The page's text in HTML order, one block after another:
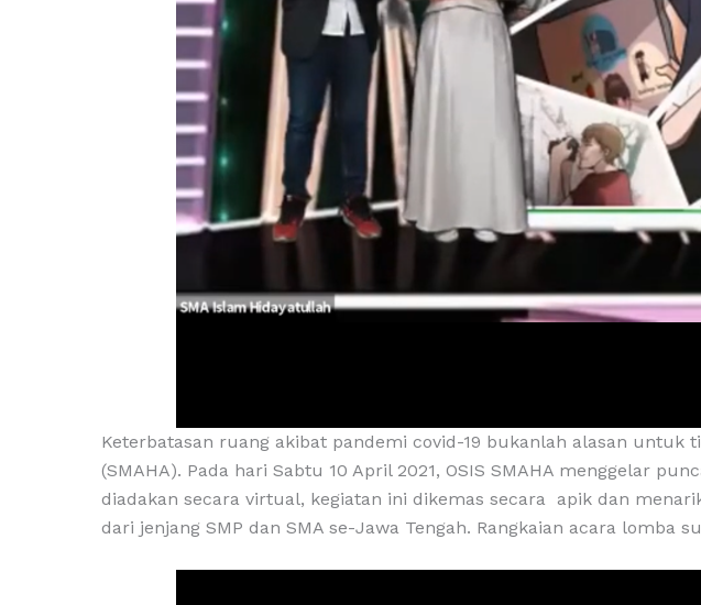
Keterbatasan ruang akibat pandemi covid-19 bukanlah alasan
(SMAHA). Pada hari Sabtu 10 April 2021, OSIS SMAHA menggelar
diadakan secara virtual, kegiatan ini dikemas secara apik dan
dari jenjang SMP dan SMA se-Jawa Tengah. Rangkaian acara lomba